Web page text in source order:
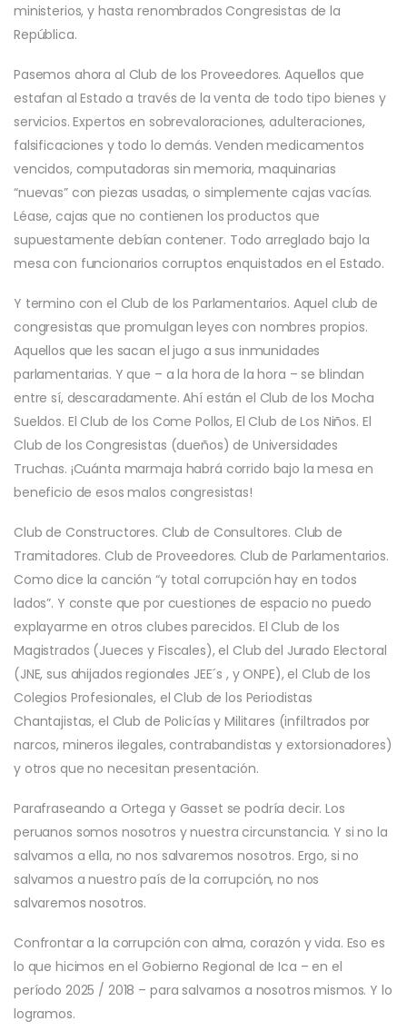
ministerios, y hasta renombrados Congresistas de la
República.
Pasemos ahora al Club de los Proveedores. Aquellos que
estafan al Estado a través de la venta de todo tipo bienes y
servicios. Expertos en sobrevaloraciones, adulteraciones,
falsificaciones y todo lo demás. Venden medicamentos
vencidos, computadoras sin memoria, maquinarias
“nuevas” con piezas usadas, o simplemente cajas vacías.
Léase, cajas que no contienen los productos que
supuestamente debían contener. Todo arreglado bajo la
mesa con funcionarios corruptos enquistados en el Estado.
Y termino con el Club de los Parlamentarios. Aquel club de
congresistas que promulgan leyes con nombres propios.
Aquellos que les sacan el jugo a sus inmunidades
parlamentarias. Y que – a la hora de la hora – se blindan
entre sí, descaradamente. Ahí están el Club de los Mocha
Sueldos. El Club de los Come Pollos, El Club de Los Niños. El
Club de los Congresistas (dueños) de Universidades
Truchas. ¡Cuánta marmaja habrá corrido bajo la mesa en
beneficio de esos malos congresistas!
Club de Constructores. Club de Consultores. Club de
Tramitadores. Club de Proveedores. Club de Parlamentarios.
Como dice la canción “y total corrupción hay en todos
lados”. Y conste que por cuestiones de espacio no puedo
explayarme en otros clubes parecidos. El Club de los
Magistrados (Jueces y Fiscales), el Club del Jurado Electoral
(JNE, sus ahijados regionales JEE´s , y ONPE), el Club de los
Colegios Profesionales, el Club de los Periodistas
Chantajistas, el Club de Policías y Militares (infiltrados por
narcos, mineros ilegales, contrabandistas y extorsionadores)
y otros que no necesitan presentación.
Parafraseando a Ortega y Gasset se podría decir. Los
peruanos somos nosotros y nuestra circunstancia. Y si no la
salvamos a ella, no nos salvaremos nosotros. Ergo, si no
salvamos a nuestro país de la corrupción, no nos
salvaremos nosotros.
Confrontar a la corrupción con alma, corazón y vida. Eso es
lo que hicimos en el Gobierno Regional de Ica – en el
período 2025 / 2018 – para salvarnos a nosotros mismos. Y lo
logramos.